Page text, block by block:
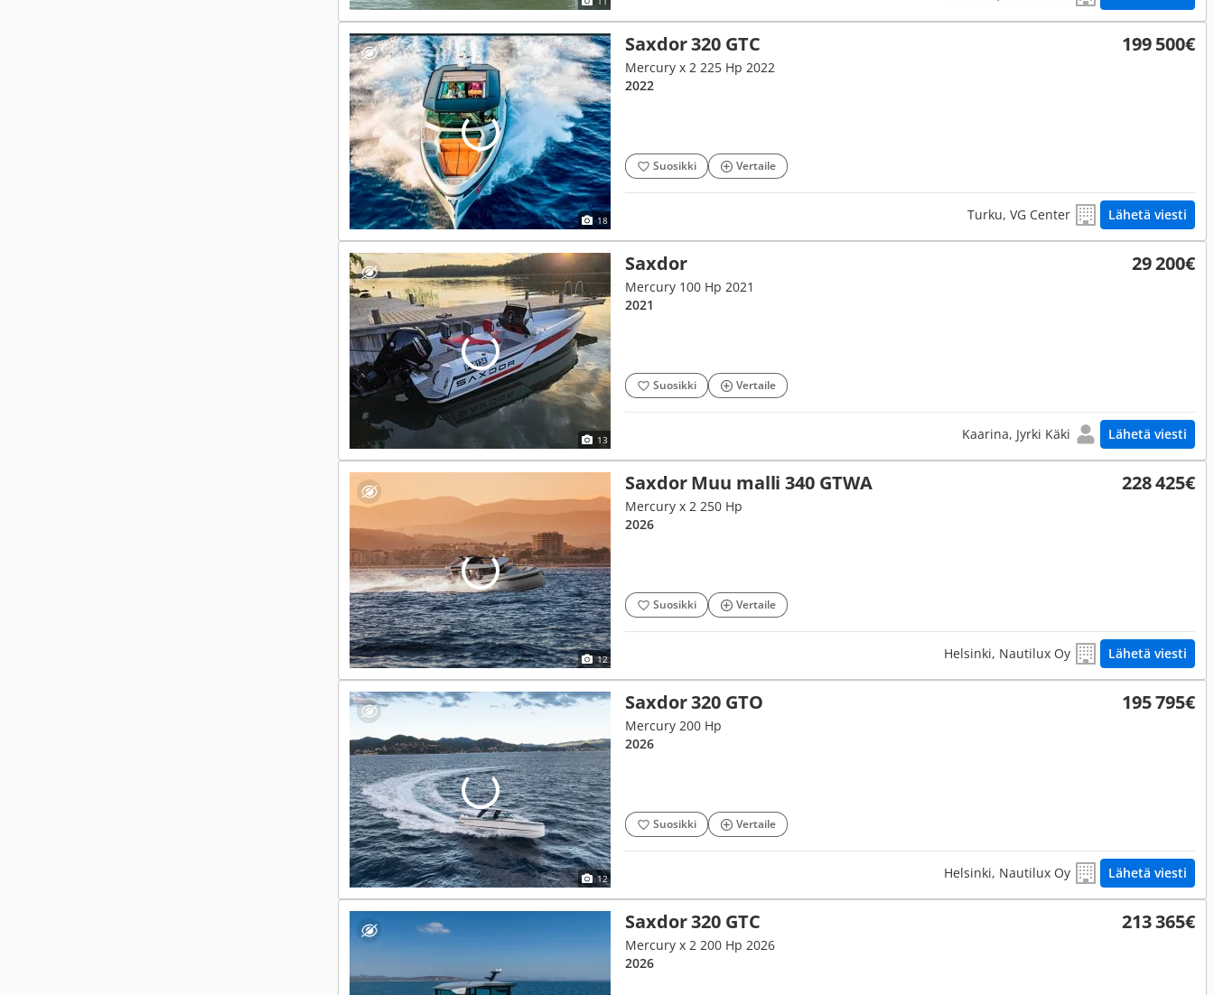
18
Saxdor 320 GTC 199 500€
Mercury x 2 225 Hp 2022
2022
Suosikki Vertaile
Turku, VG Center Lähetä viesti
13
Saxdor 29 200€
Mercury 100 Hp 2021
2021
Suosikki Vertaile
Kaarina, Jyrki Käki Lähetä viesti
12
Saxdor Muu malli 340 GTWA 228 425€
Mercury x 2 250 Hp
2026
Suosikki Vertaile
Helsinki, Nautilux Oy Lähetä viesti
12
Saxdor 320 GTO 195 795€
Mercury 200 Hp
2026
Suosikki Vertaile
Helsinki, Nautilux Oy Lähetä viesti
Saxdor 320 GTC 213 365€
Mercury x 2 200 Hp 2026
2026